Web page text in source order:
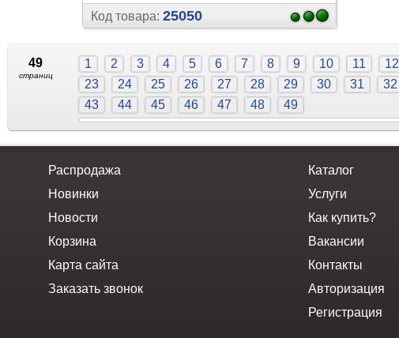
Код товара: 25050
49
страниц
1 2 3 4 5 6 7 8 9 10 11 12
23
24 25 26 27 28 29 30 31 32
43
44 45 46 47 48 49
Распродажа
Новинки
Новости
Корзина
Карта сайта
Заказать звонок
Каталог
Услуги
Как купить?
Вакансии
Контакты
Авторизация
Регистрация